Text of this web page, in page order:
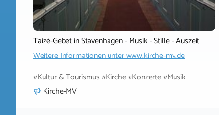
Taizé-Gebet in Stavenhagen - Musik - Stille - Auszeit
Weitere Informationen unterwww.kirche-mv.de
#Kultur & Tourismus #Kirche #Konzerte #Musik
Kirche-MV